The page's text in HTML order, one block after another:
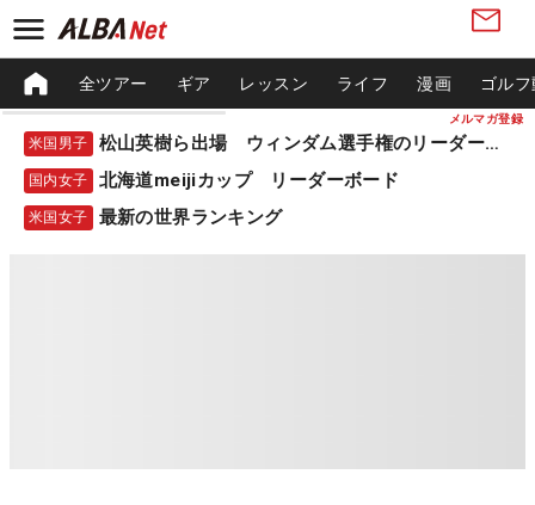
メルマガ登録
全ツアー ギア レッスン ライフ 漫画 ゴル
米国男子 松山英樹ら出場 ウィンダム選手権のリーダーボード
国内女子 北海道meijiカップ リーダーボード
米国女子 最新の世界ランキング